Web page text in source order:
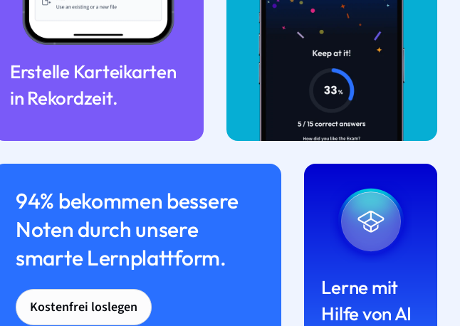
Erstelle Karteikarten
in Rekordzeit.
94% bekommen bessere
Noten durch unsere
smarte Lernplattform.
Kostenfrei loslegen
Lerne mit
Hilfe von AI